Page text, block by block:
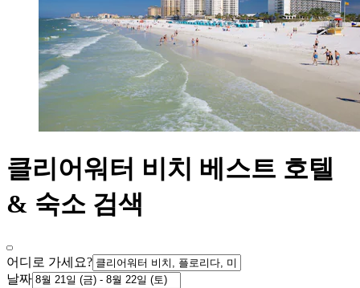
클리어워터 비치 베스트 호텔
& 숙소 검색
어디로 가세요?
날짜